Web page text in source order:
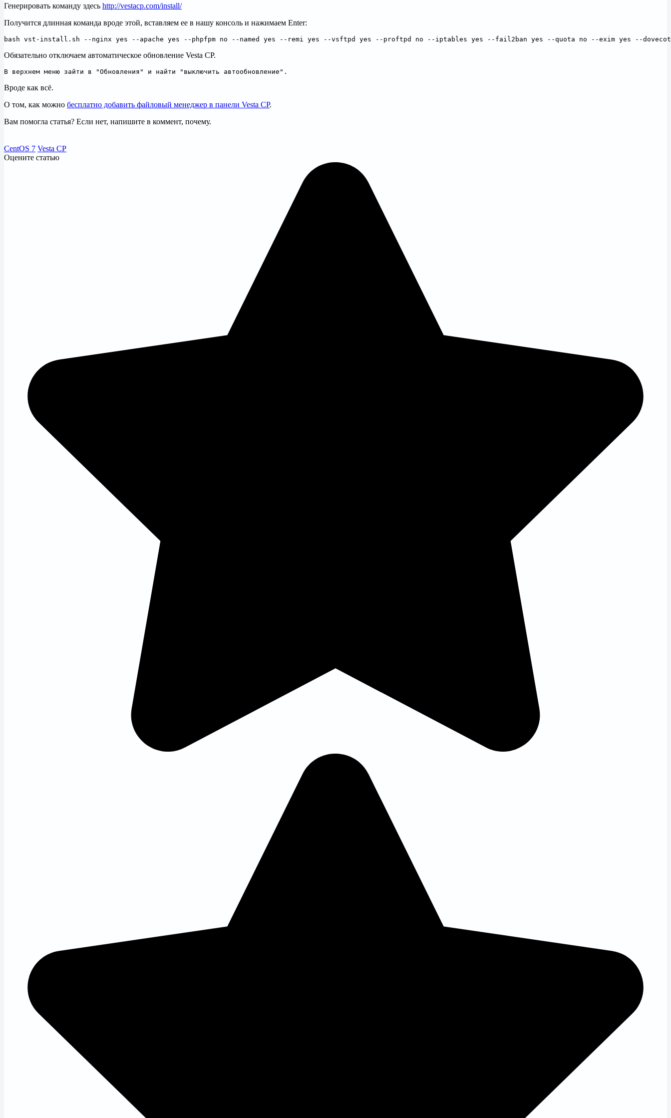
Генерировать команду здесь http://vestacp.com/install/
Получится длинная команда вроде этой, вставляем ее в нашу консоль и нажимаем Enter:
bash vst-install.sh --nginx yes --apache yes --phpfpm no --named yes --remi yes --vsftpd yes --proftpd no --iptables yes --fail2ban yes --quota no --exim yes --
Обязательно отключаем автоматическое обновление Vesta CP.
В верхнем меню зайти в "Обновления" и найти "выключить автообновление".
Вроде как всё.
О том, как можно бесплатно добавить файловый менеджер в панели Vesta CP.
Вам помогла статья? Если нет, напишите в коммент, почему.
CentOS 7 Vesta CP
Оцените статью